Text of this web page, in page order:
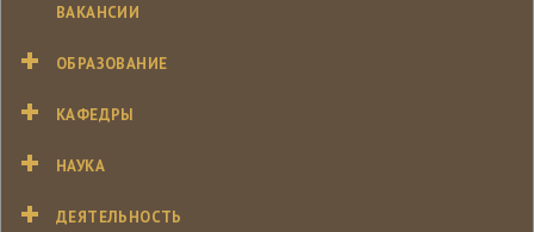
ВАКАНСИИ
ОБРАЗОВАНИЕ
КАФЕДРЫ
НАУКА
ДЕЯТЕЛЬНОСТЬ